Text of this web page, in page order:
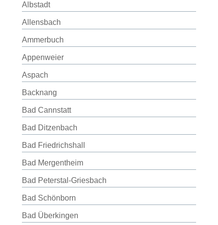
Albstadt
Allensbach
Ammerbuch
Appenweier
Aspach
Backnang
Bad Cannstatt
Bad Ditzenbach
Bad Friedrichshall
Bad Mergentheim
Bad Peterstal-Griesbach
Bad Schönborn
Bad Überkingen